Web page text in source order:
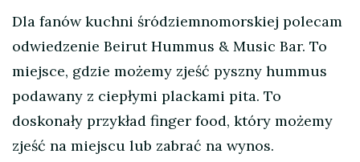
Dla fanów kuchni śródziemnomorskiej polecam
odwiedzenie Beirut Hummus & Music Bar. To
miejsce, gdzie możemy zjeść pyszny hummus
podawany z ciepłymi plackami pita. To
doskonały przykład finger food, który możemy
zjeść na miejscu lub zabrać na wynos.